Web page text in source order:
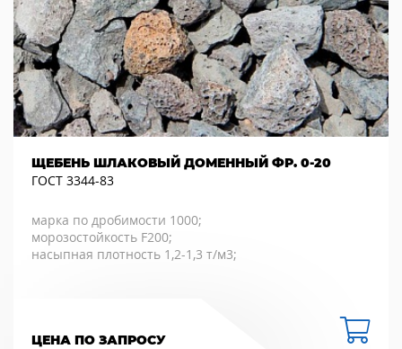
ЩЕБЕНЬ ШЛАКОВЫЙ ДОМЕННЫЙ ФР. 0-20
ГОСТ 3344-83
марка по дробимости 1000;
морозостойкость F200;
насыпная плотность 1,2-1,3 т/м3;
ЦЕНА ПО ЗАПРОСУ